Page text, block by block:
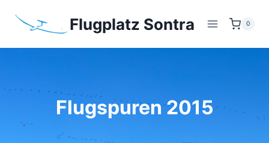
Inhalt
Flugplatz Sontra 0
Flugspuren 2015